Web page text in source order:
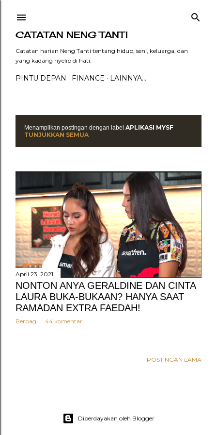
CATATAN NENG TANTI
Catatan harian Neng Tanti tentang hidup, seni, keluarga, dan
yang kadang nyelip di hati.
PINTU DEPAN FINANCE LAINNYA…
P
o
s
t
i
n
g
a
n
Menampilkan postingan dengan label APLIKASI MYSF
TUNJUKKAN SEMUA
April 23, 2021
NONTON ANYA GERALDINE DAN CINTA
LAURA BUKA-BUKAAN? HANYA SAAT
RAMADAN EXTRA FAEDAH!
Berbagi 44 komentar
POSTINGAN LAMA
Diberdayakan oleh Blogger